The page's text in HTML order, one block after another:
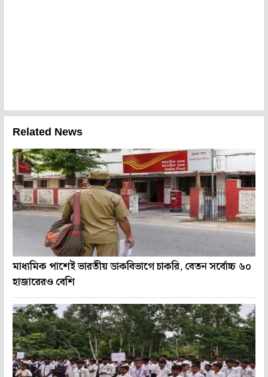
Related News
মাধ্যমিক পাশেই ভারতীয় ডাকবিভাগে চাকরি, বেতন সর্বোচ্চ ৬০
হাজারেরও বেশি